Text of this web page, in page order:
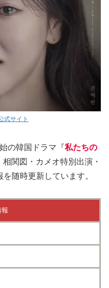
式サイト
の韓国ドラマ『私たちの
関図・カメオ特別出演・
随時更新しています。